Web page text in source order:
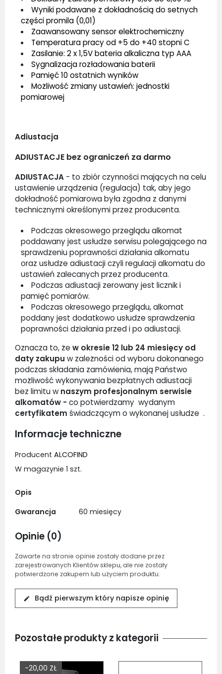
Wyniki podawane z dokładnością do setnych
części promila (0,01)
Zaawansowany sensor elektrochemiczny
Temperatura pracy od +5 do +40 stopni C
Zasilanie: 2 x 1,5V bateria alkaliczna typ AAA
Sygnalizacja rozładowania baterii
Pamięć 10 ostatnich wyników
Możliwość zmiany ustawień: jednostki
pomiarowej
Adiustacja
ADIUSTACJE bez ograniczeń za darmo
ADIUSTACJA - to zbiór czynności mających na celu
ustawienie urządzenia (regulacja) tak, aby jego
dokładność pomiarowa była zgodna z danymi
technicznymi określonymi przez producenta.
Podczas okresowego przeglądu alkomat
poddawany jest usłudze serwisu polegającego na
sprawdzeniu poprawności działania alkomatu
oraz usłudze adiustacji czyli regulacji alkomatu do
ustawień zalecanych przez producenta.
Podczas adiustacji zerowany jest licznik i
pamięć pomiarów.
Podczas okresowego przeglądu, alkomat
poddany jest dodatkowo usłudze sprawdzenia
poprawności działania przed i po adiustacji.
Oznacza to, że w okresie 12 lub 24 miesięcy od
daty zakupu w zależności od wyboru dokonanego
podczas składania zamówienia, mają Państwo
możliwość wykonywania bezpłatnych adiustacji
bez limitu wnaszym profesjonalnym serwisie
alkomatów - co potwierdzamy wydanym
certyfikatem świadczącym o wykonanej usłudze .
Informacje techniczne
Producent ALCOFIND
W magazynie 1 szt.
Opis
Gwarancja
60 miesięcy
Opinie (0)
Zawarte na stronie opinie zostały dodane przez
zarejestrowanych Klientów sklepu, ale nie zostały
potwierdzone zakupem lub użyciem produktu.
edit Bądź pierwszym który napisze opinię
Pozostałe produkty z kategorii
-20,00 ZŁ